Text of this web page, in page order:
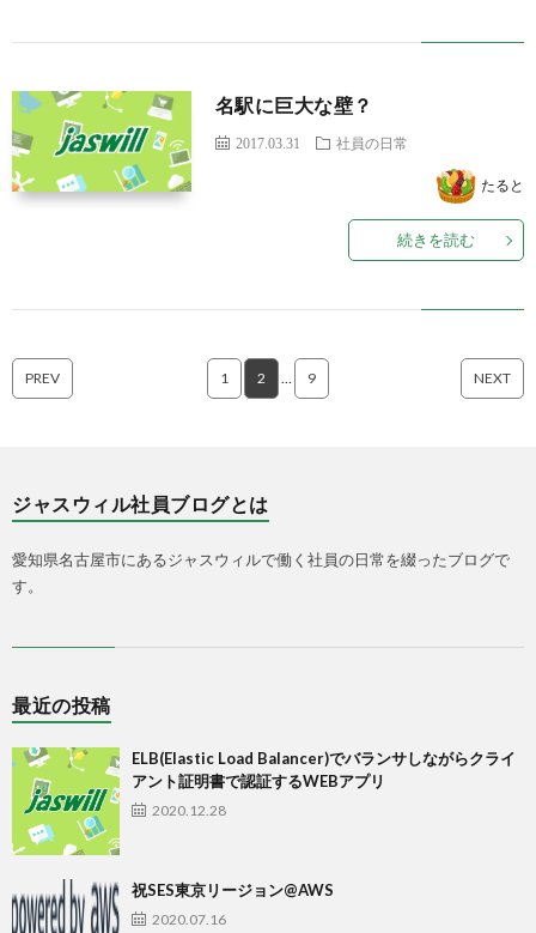
名駅に巨大な壁？
2017.03.31 社員の日常
たると
続きを読む
PREV 1 2 … 9 NEXT
ジャスウィル社員ブログとは
愛知県名古屋市にあるジャスウィルで働く社員の日常を綴ったブログで
す。
最近の投稿
ELB(Elastic Load Balancer)でバランサしながらクライ
アント証明書で認証するWEBアプリ
2020.12.28
祝SES東京リージョン@AWS
2020.07.16